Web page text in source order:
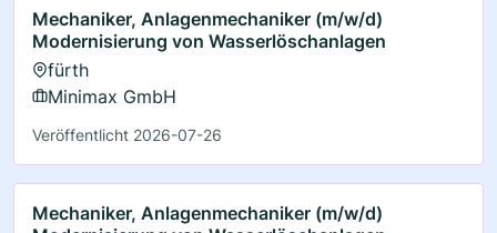
Mechaniker, Anlagenmechaniker (m/w/d)
Modernisierung von Wasserlöschanlagen
fürth
Minimax GmbH
Veröffentlicht 2026-07-26
Mechaniker, Anlagenmechaniker (m/w/d)